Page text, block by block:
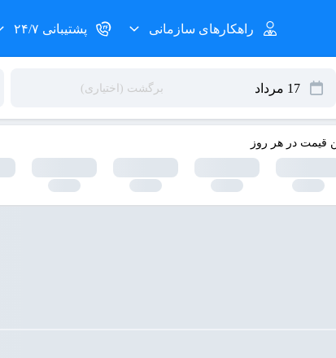
راهکارهای سازمانی پشتیبانی ۲۴/۷
قیمت در هر روز